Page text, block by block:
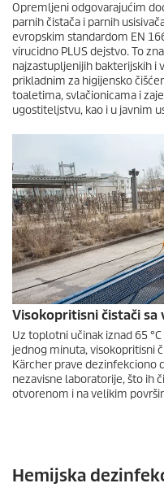
Opremljeni odgovarajućim
parnih čistača i parnih
evropskim standardom EN
virucidno PLUS dejstvo. To
najzastupljenijih bakterijskih i
prikladnim za higijensko
toaletima, svlačionicama i
ugostiteljstvu, kao i u javnim
Visokopritisni čistači sa
Uz toplotni učinak iznad 65
jednog minuta, visokopritisni
Kärcher prave dezinfekciono
nezavisne laboratorije, što ih
otvorenom i na velikim
Hemijska